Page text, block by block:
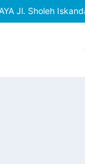
Jl. Sholeh